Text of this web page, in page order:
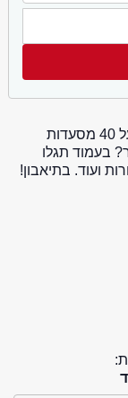
מסעדות ביהוד- צוות האתר איגד למענכם מעל 40 מסעדות
בעמוד תגלו
ועוד. בתיאבון!